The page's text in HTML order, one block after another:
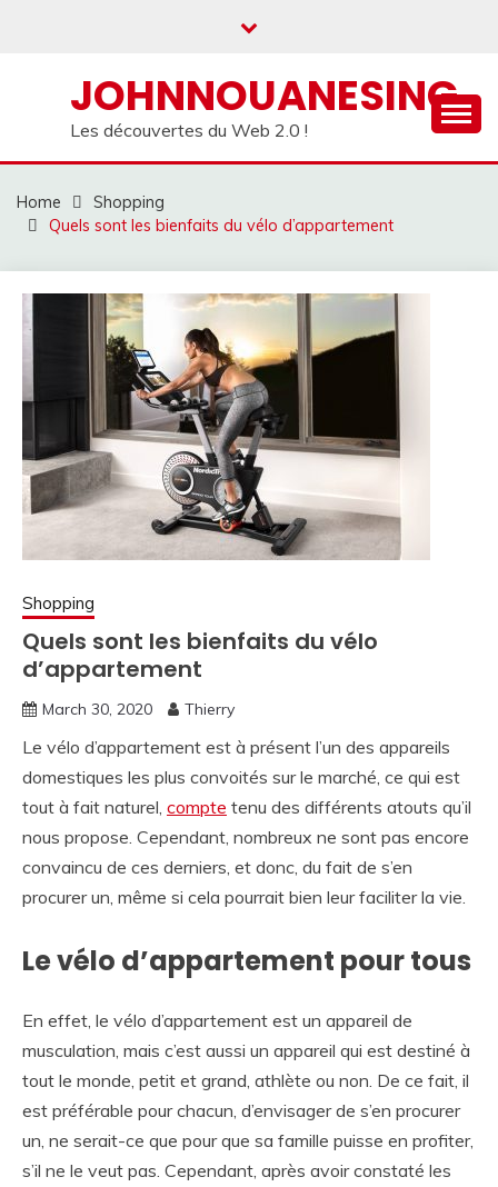
JOHNNOUANESING
Les découvertes du Web 2.0 !
Home
Shopping
Quels sont les bienfaits du vélo d’appartement
Shopping
Quels sont les bienfaits du vélo
d’appartement
March 30, 2020 Thierry
Le vélo d’appartement est à présent l’un des appareils
domestiques les plus convoités sur le marché, ce qui est
tout à fait naturel, compte tenu des différents atouts qu’il
nous propose. Cependant, nombreux ne sont pas encore
convaincu de ces derniers, et donc, du fait de s’en
procurer un, même si cela pourrait bien leur faciliter la vie.
Le vélo d’appartement pour tous
En effet, le vélo d’appartement est un appareil de
musculation, mais c’est aussi un appareil qui est destiné à
tout le monde, petit et grand, athlète ou non. De ce fait, il
est préférable pour chacun, d’envisager de s’en procurer
un, ne serait-ce que pour que sa famille puisse en profiter,
s’il ne le veut pas. Cependant, après avoir constaté les